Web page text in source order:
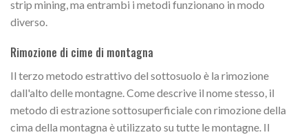
strip mining, ma entrambi i metodi funzionano in modo
diverso.
Rimozione di cime di montagna
Il terzo metodo estrattivo del sottosuolo è la rimozione
dall'alto delle montagne. Come descrive il nome stesso, il
metodo di estrazione sottosuperficiale con rimozione della
cima della montagna è utilizzato su tutte le montagne. Il